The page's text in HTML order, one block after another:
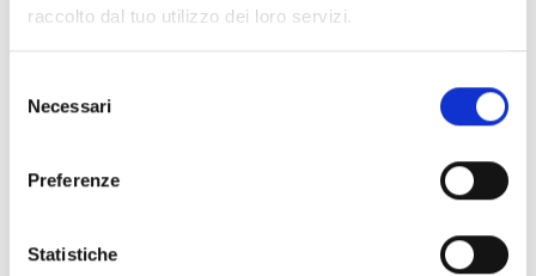
raccolto dal tuo utilizzo dei loro servizi.
delNecessari
Preferenze
Statistiche